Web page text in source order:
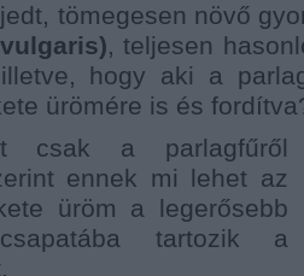
tömegesen növő
, teljesen
hogy aki a
ürömére is és
csak a parlagfűről
ennek mi lehet az
üröm a legerősebb
tartozik a